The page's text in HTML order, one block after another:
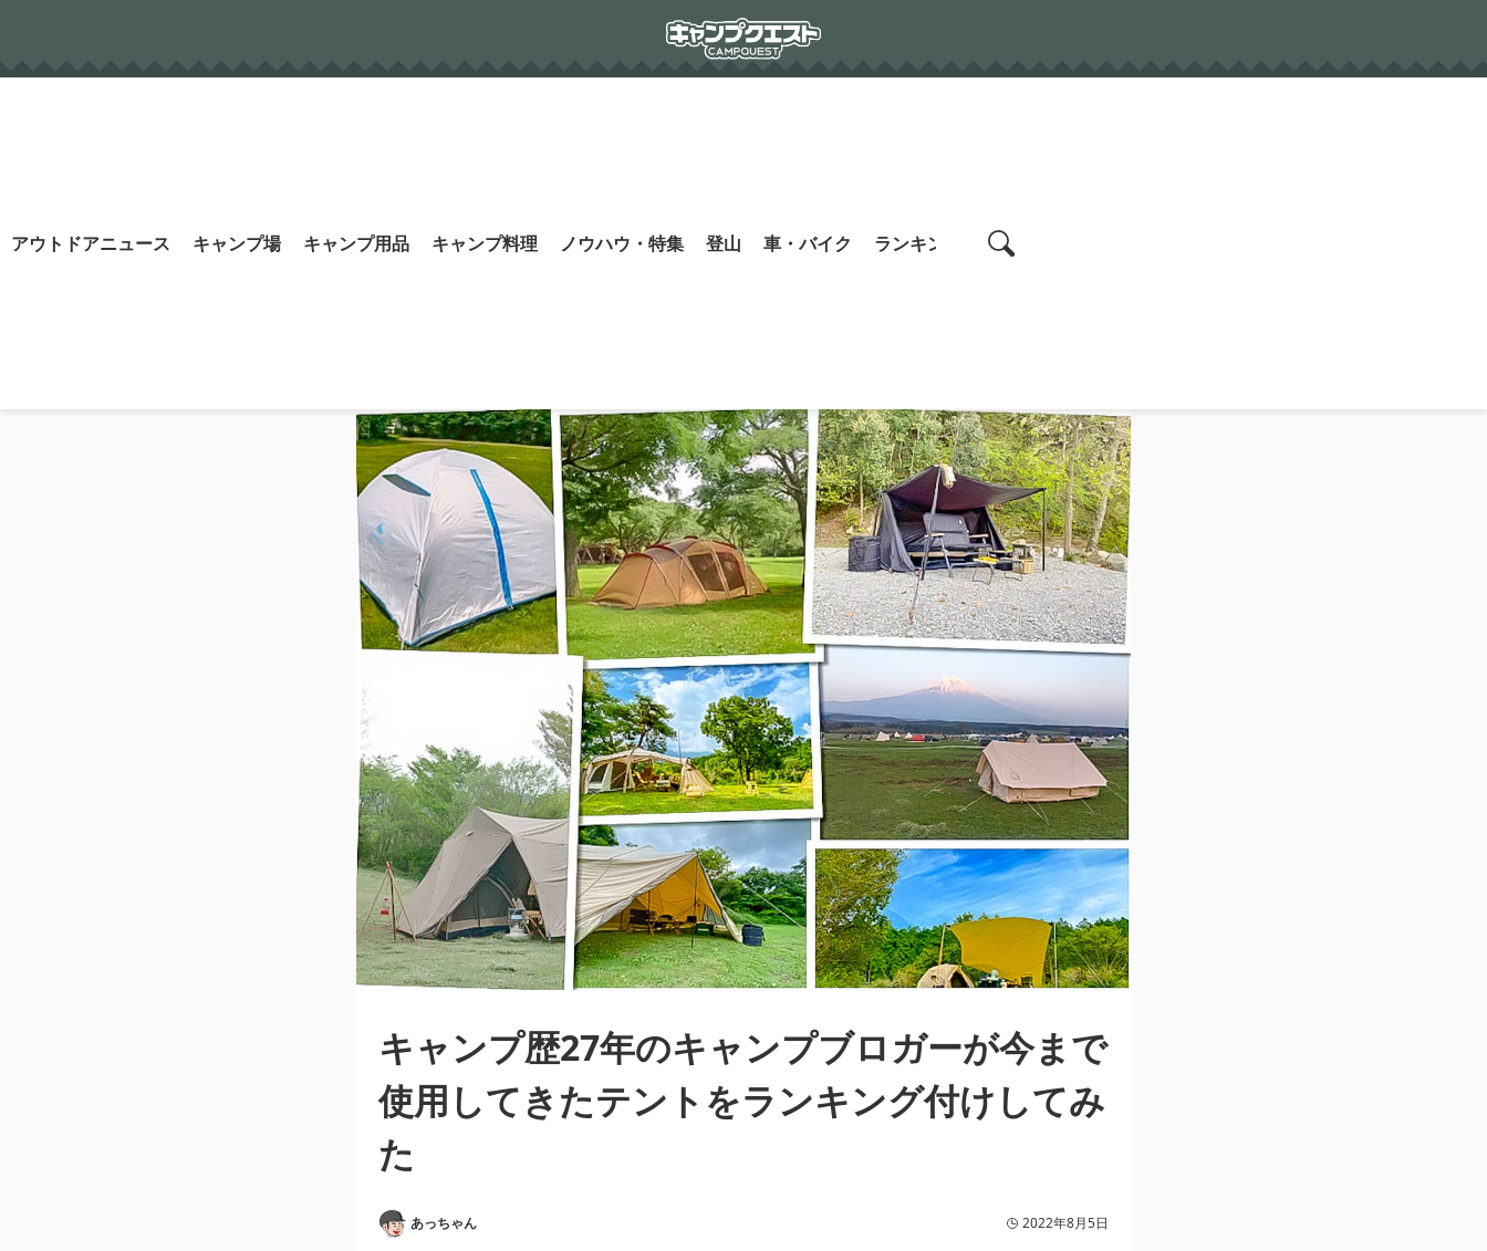
アウトドアニュース キャンプ場 キャンプ用品 キャンプ料理 ノウハウ・特集 登山 車・バイク ランキング search
Search
キャンプ歴27年のキャンプブロガーが今まで
使用してきたテントをランキング付けしてみ
た
あっちゃん 2022年8月5日